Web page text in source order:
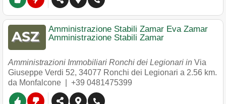
Amministrazione Stabili Zamar Eva Zamar
Amministrazione Stabili Zamar
Amministrazioni Immobiliari Ronchi dei Legionari in Via
Giuseppe Verdi 52, 34077 Ronchi dei Legionari a 2.56 km.
da Monfalcone | +39 0481475399